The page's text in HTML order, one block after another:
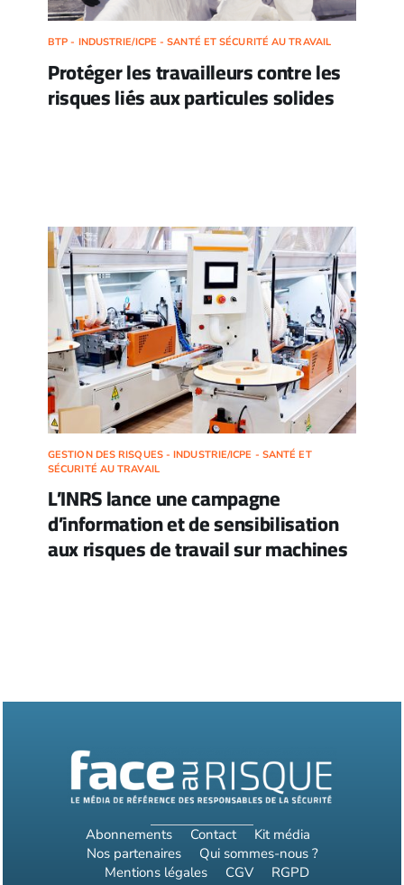
BTP - INDUSTRIE/ICPE - SANTÉ ET SÉCURITÉ AU TRAVAIL
Protéger les travailleurs contre les
risques liés aux particules solides
GESTION DES RISQUES - INDUSTRIE/ICPE - SANTÉ ET
SÉCURITÉ AU TRAVAIL
L’INRS lance une campagne
d’information et de sensibilisation
aux risques de travail sur machines
Abonnements Contact
Kit média
Nos partenaires
Qui sommes-nous ?
Mentions légales
CGV RGPD